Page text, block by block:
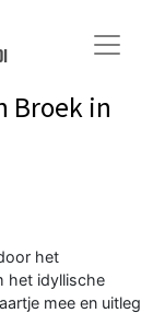
Broek in
het
het idyllische
mee en uitleg